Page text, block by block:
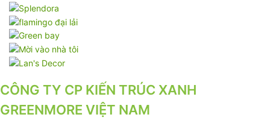
CÔNG TY CP KIẾN TRÚC XANH
GREENMORE VIỆT NAM